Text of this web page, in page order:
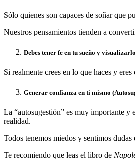
Sólo quienes son capaces de soñar que
Nuestros pensamientos tienden a
Debes tener fe en tu sueño y
Si realmente crees en lo que haces y
Generar confianza en ti mismo
La “autosugestión” es muy importante y
realidad.
Todos tenemos miedos y sentimos
Te recomiendo que leas el libro de